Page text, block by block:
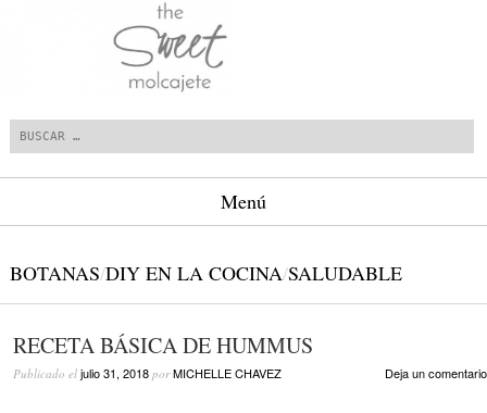
Menú
BOTANAS/DIY EN LA COCINA/SALUDABLE
RECETA BÁSICA DE HUMMUS
Publicado el julio 31, 2018 porMICHELLE CHAVEZ Deja un comentario